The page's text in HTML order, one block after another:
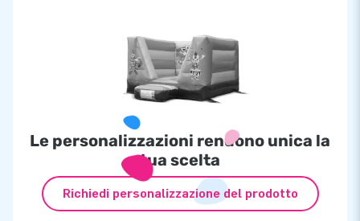
Le personalizzazioni rendono unica la
tua scelta
Richiedi personalizzazione del prodotto